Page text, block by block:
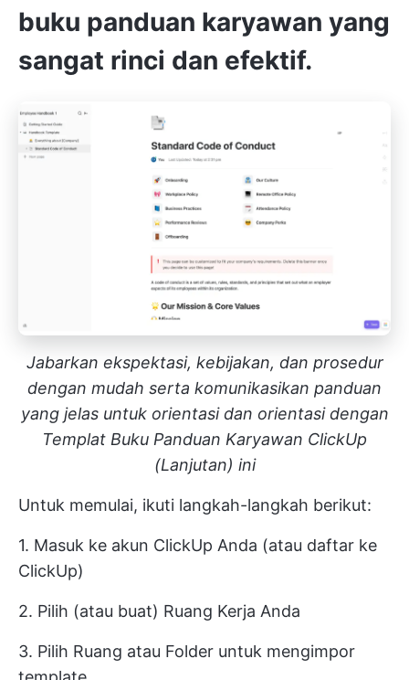
buku panduan karyawan yang
sangat rinci dan efektif.
Jabarkan ekspektasi, kebijakan, dan prosedur
dengan mudah serta komunikasikan panduan
yang jelas untuk orientasi dan orientasi dengan
Templat Buku Panduan Karyawan ClickUp
(Lanjutan) ini
Untuk memulai, ikuti langkah-langkah berikut:
1. Masuk ke akun ClickUp Anda (atau daftar ke
ClickUp)
2. Pilih (atau buat) Ruang Kerja Anda
3. Pilih Ruang atau Folder untuk mengimpor